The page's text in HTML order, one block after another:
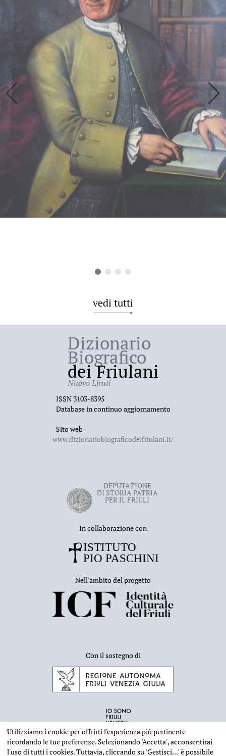
Friulani
vedi tutti
Dizionario
Biografico
dei Friulani
Nuovo Liruti
ISSN 3103-8395
Database in continuo aggiornamento
Sito web
www.dizionariobiograficodeifriulani.it/
DEPUTAZIONE
DI STORIA PATRIA
PER IL FRIULI
In collaborazione con
Nell'ambito del progetto
Con il sostegno di
Utilizziamo i cookie per offrirti l'esperienza più pertinente
ricordando le tue preferenze. Selezionando 'Accetta', acconsentirai
l'uso di tutti i cookies. Tuttavia, cliccando su 'Gestisci...'è possibile